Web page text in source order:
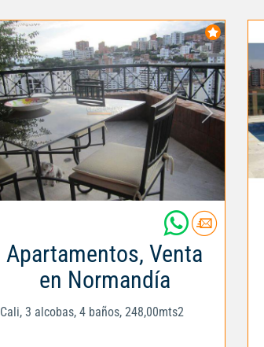
Apartamentos, Venta
en Normandía
Cali, 3 alcobas, 4 baños, 248,00mts2